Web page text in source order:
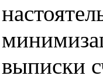
выписки